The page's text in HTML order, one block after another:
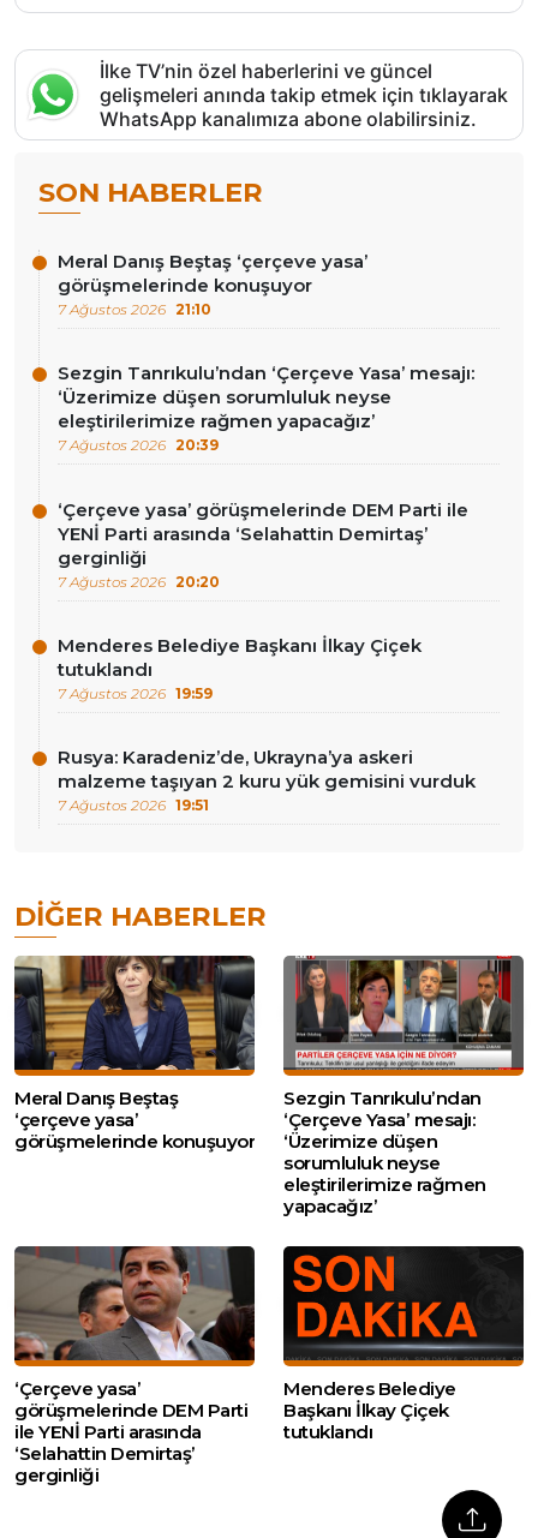
İlke TV’nin özel haberlerini ve güncel
gelişmeleri anında takip etmek için tıklayarak
WhatsApp kanalımıza abone olabilirsiniz.
SON HABERLER
Meral Danış Beştaş ‘çerçeve yasa’
görüşmelerinde konuşuyor
7 Ağustos 2026 21:10
Sezgin Tanrıkulu’ndan ‘Çerçeve Yasa’ mesajı:
‘Üzerimize düşen sorumluluk neyse
eleştirilerimize rağmen yapacağız’
7 Ağustos 2026 20:39
‘Çerçeve yasa’ görüşmelerinde DEM Parti ile
YENİ Parti arasında ‘Selahattin Demirtaş’
gerginliği
7 Ağustos 2026 20:20
Menderes Belediye Başkanı İlkay Çiçek
tutuklandı
7 Ağustos 2026 19:59
Rusya: Karadeniz’de, Ukrayna’ya askeri
malzeme taşıyan 2 kuru yük gemisini vurduk
7 Ağustos 2026 19:51
DIĞER HABERLER
Meral Danış Beştaş
‘çerçeve yasa’
görüşmelerinde konuşuyor
Sezgin Tanrıkulu’ndan
‘Çerçeve Yasa’ mesajı:
‘Üzerimize düşen
sorumluluk neyse
eleştirilerimize rağmen
yapacağız’
‘Çerçeve yasa’
görüşmelerinde DEM Parti
ile YENİ Parti arasında
‘Selahattin Demirtaş’
gerginliği
Menderes Belediye
Başkanı İlkay Çiçek
tutuklandı